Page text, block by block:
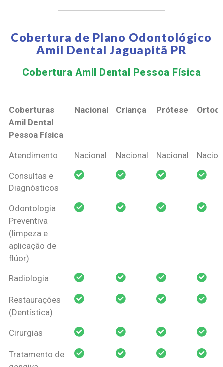
Cobertura de Plano Odontológico
Amil Dental Jaguapitã PR
Cobertura Amil Dental Pessoa Física​
Coberturas
Amil Dental
Pessoa Física
Nacional Criança Prótese
Coberturas
Pessoa Física
Nacional Criança Prótese
Atendimento Nacional Nacional Nacional
Consultas e
Diagnósticos
Odontologia
Preventiva
(limpeza e
aplicação de
flúor)
Radiologia
Restaurações
(Dentística)
Cirurgias
Tratamento de